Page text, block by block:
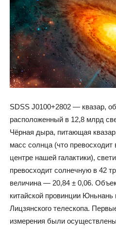
SDSS J0100+2802 — квазар,
расположенный в 12,8 млрд
Чёрная дыра, питающая
масс солнца (что
центре нашей галактики),
превосходит солнечную в 42
величина — 20,84 ± 0,06.
китайской провинции
Лицзянского телескопа.
измерения были